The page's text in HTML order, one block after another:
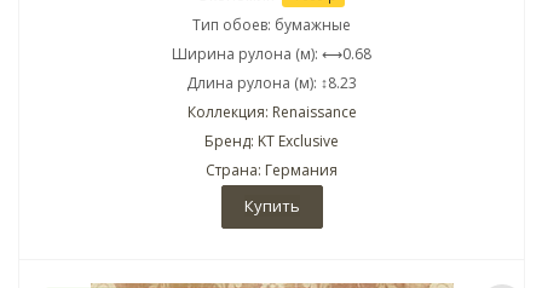
Тип обоев: бумажные
Ширина рулона (м): ⟷0.68
Длина рулона (м): ↕8.23
Коллекция: Renaissance
Бренд: KT Exclusive
Страна: Германия
Купить